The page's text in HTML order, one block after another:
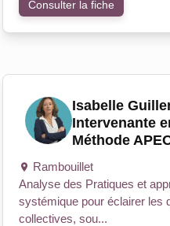
Consulter la fiche
Isabelle
Intervenante
Méthode
Rambouillet
Analyse des Pratiques et
systémique pour éclairer les
collectives, sou...